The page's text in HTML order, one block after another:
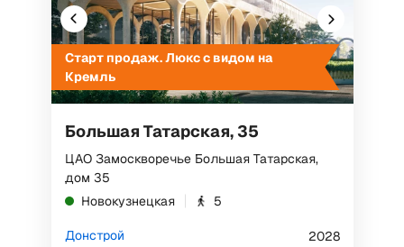
Старт продаж. Люкс с видом на
Кремль
Большая Татарская, 35
ЦАО Замоскворечье Большая Татарская,
дом 35
Новокузнецкая
5
Донстрой 2028